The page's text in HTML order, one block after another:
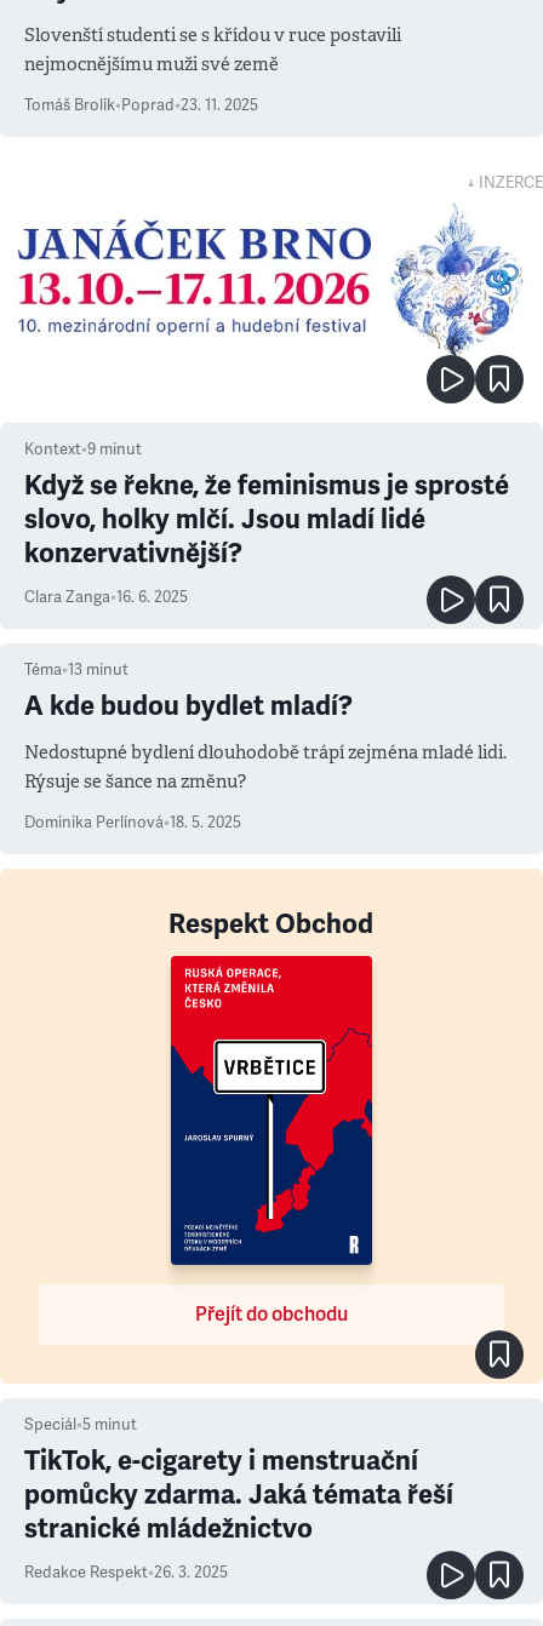
Slovenští studenti se s křídou v ruce postavili
nejmocnějšímu muži své země
Tomáš Brolík•Poprad•23. 11. 2025
↓ INZERCE
Kontext•9 minut
Když se řekne, že feminismus je sprosté
slovo, holky mlčí. Jsou mladí lidé
konzervativnější?
Clara Zanga•16. 6. 2025
Téma•13 minut
A kde budou bydlet mladí?
Nedostupné bydlení dlouhodobě trápí zejména mladé lidi.
Rýsuje se šance na změnu?
Dominika Perlínová•18. 5. 2025
Respekt Obchod
Přejít do obchodu
Speciál •5 minut
TikTok, e-cigarety i menstruační
pomůcky zdarma. Jaká témata řeší
stranické mládežnictvo
Redakce Respekt•26. 3. 2025